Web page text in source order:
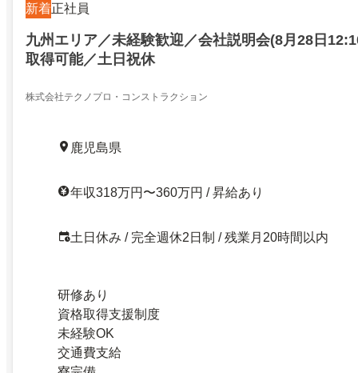
新着正社員
九州エリア／未経験歓迎／会社説明会(8月28日
取得可能／土日祝休
株式会社テクノプロ・コンストラクション
鹿児島県
年収318万円〜360万円 / 昇給あり
土日休み / 完全週休2日制 / 残業月20時間以内
研修あり
資格取得支援制度
未経験OK
交通費支給